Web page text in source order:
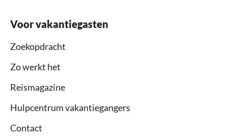
Voor vakantiegasten
Zoekopdracht
Zo werkt het
Reismagazine
Hulpcentrum vakantiegangers
Contact